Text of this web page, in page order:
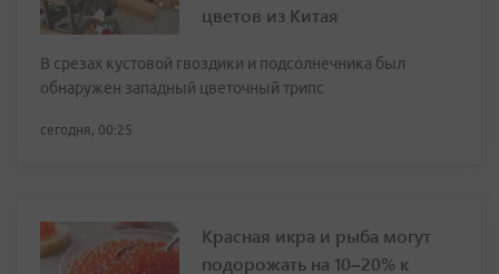
цветов из Китая
В срезах кустовой гвоздики и подсолнечника был
обнаружен западный цветочный трипс
сегодня, 00:25
Красная икра и рыба могут
подорожать на 10–20% к